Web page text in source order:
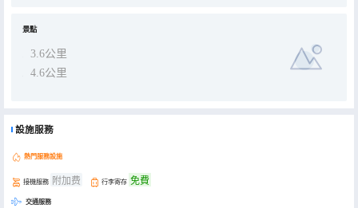
景點
3.6公里
4.6公里
設施服務
熱門服務設施
接機服務 附加费 行李寄存 免費
交通服務